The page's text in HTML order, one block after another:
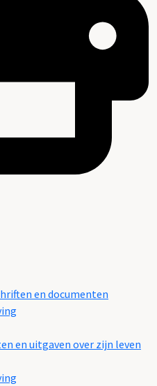
en documenten
en uitgaven over zijn leven